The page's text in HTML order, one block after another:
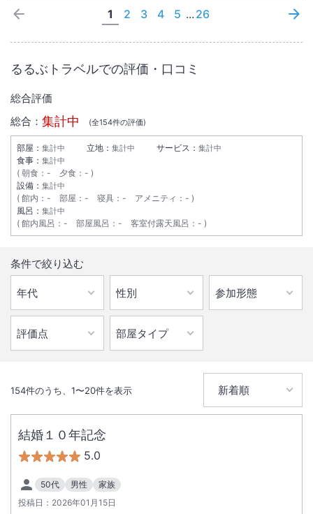
1 2 3 4 5 ... 26
るるぶトラベルでの評価・口コミ
総合評価
総合： 集計中 (全154件の評価)
部屋： 集計中 立地： 集計中 サービス： 集計中
食事： 集計中
朝食 ： - 夕食 ： -
設備： 集計中
館内 ： - 部屋 ： - 寝具 ： - アメニティ ： -
風呂： 集計中
館内風呂 ： - 部屋風呂 ： - 客室付露天風呂 ： -
条件で絞り込む
154件のうち、 1〜20件を表示
結婚１０年記念
5.0
50代 男性
家族
投稿日： 2026年01月15日